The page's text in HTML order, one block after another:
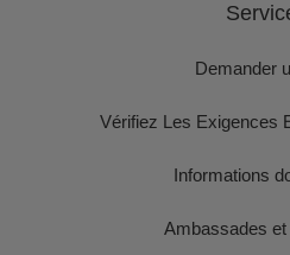
Demander
Vérifiez Les Exigences
Informations
Ambassades